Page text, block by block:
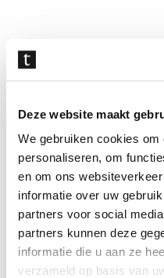
Deze website maakt
We gebruiken cookies
personaliseren, om
en om ons
informatie over uw
partners voor social
partners kunnen deze
informatie die u aan ze
verzameld op basis van
overslaan